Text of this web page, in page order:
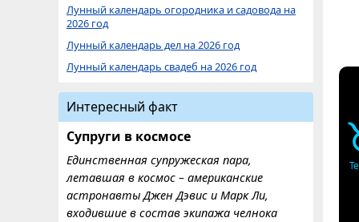
Лунный календарь огородника и садовода на
2026 год
Лунный календарь дел на 2026 год
Лунный календарь свадеб на 2026 год
Интересный факт
Супруги в космосе
Единственная супружеская пара,
летавшая в космос – американские
астронавты Джен Дэвис и Марк Ли,
входившие в состав экипажа челнока